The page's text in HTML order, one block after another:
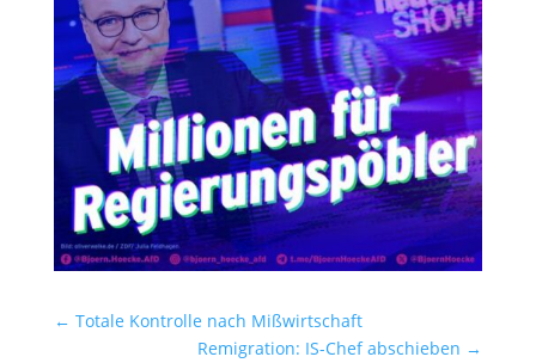
← Totale Kontrolle nach Mißwirtschaft
Remigration: IS-Chef abschieben →